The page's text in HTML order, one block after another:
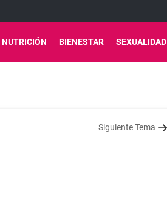
NUTRICIÓN BIENESTAR SEXUALIDAD
Siguiente Tema